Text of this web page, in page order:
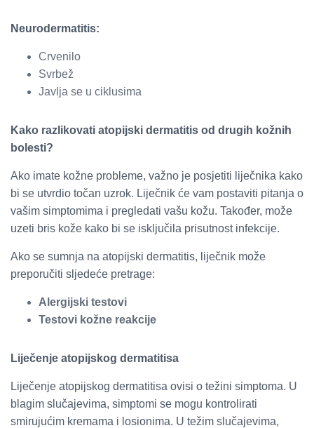
Neurodermatitis:
Crvenilo
Svrbež
Javlja se u ciklusima
Kako razlikovati atopijski dermatitis od drugih kožnih
bolesti?
Ako imate kožne probleme, važno je posjetiti liječnika kako
bi se utvrdio točan uzrok. Liječnik će vam postaviti pitanja o
vašim simptomima i pregledati vašu kožu. Također, može
uzeti bris kože kako bi se isključila prisutnost infekcije.
Ako se sumnja na atopijski dermatitis, liječnik može
preporučiti sljedeće pretrage:
Alergijski testovi
Testovi kožne reakcije
Liječenje atopijskog dermatitisa
Liječenje atopijskog dermatitisa ovisi o težini simptoma. U
blagim slučajevima, simptomi se mogu kontrolirati
smirujućim kremama i losionima. U težim slučajevima,